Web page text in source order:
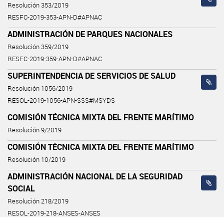
Resolución 353/2019
RESFC-2019-353-APN-D#APNAC
ADMINISTRACIÓN DE PARQUES NACIONALES
Resolución 359/2019
RESFC-2019-359-APN-D#APNAC
SUPERINTENDENCIA DE SERVICIOS DE SALUD
Resolución 1056/2019
RESOL-2019-1056-APN-SSS#MSYDS
COMISIÓN TÉCNICA MIXTA DEL FRENTE MARÍTIMO
Resolución 9/2019
COMISIÓN TÉCNICA MIXTA DEL FRENTE MARÍTIMO
Resolución 10/2019
ADMINISTRACIÓN NACIONAL DE LA SEGURIDAD
SOCIAL
Resolución 218/2019
RESOL-2019-218-ANSES-ANSES